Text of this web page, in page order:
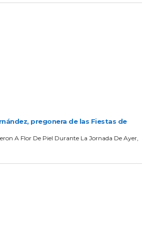
pregonera de las Fiestas de
A Flor De Piel Durante La Jornada De Ayer,